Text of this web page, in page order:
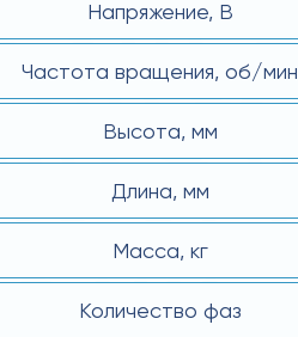
Напряжение, В
Частота вращения, об/мин
Высота, мм
Длина, мм
Масса, кг
Количество фаз